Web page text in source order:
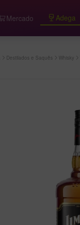
Mercado Adega
Destilados e Saquês Whisky